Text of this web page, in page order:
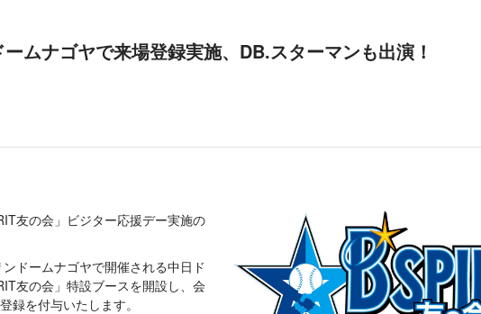
ムナゴヤで来場登録実施、DB.スターマンも出演！
友の会」ビジター応援デー実施の
ドームナゴヤで開催される中日ド
友の会」特設ブースを開設し、会
録を付与いたします。